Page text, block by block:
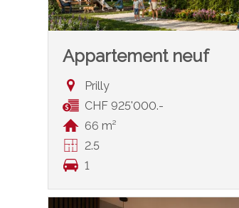
Appartement neuf
Prilly
CHF 925'000.-
66 m²
2.5
1